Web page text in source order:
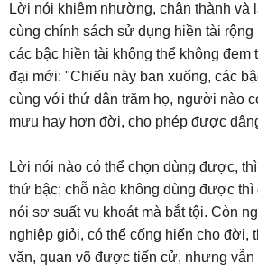
Lời nói khiêm nhường, chân thành và
cùng chính sách sử dụng hiền tài rộng
các bậc hiền tài không thể không đem
đại mới: "Chiếu này ban xuống, các
cùng với thứ dân trăm họ, người nào
mưu hay hơn đời, cho phép được
Lời nói nào có thể chọn dùng được,
thứ bậc; chỗ nào không dùng được
nói sơ suất vu khoát mà bắt tội. Còn
nghiệp giỏi, có thể cống hiến cho đời,
văn, quan võ được tiến cử, nhưng vẫn